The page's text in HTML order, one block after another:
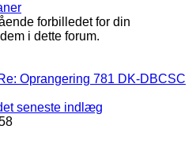
forbilledet for din
i dette forum.
Oprangering 781 DK-DBCSC
seneste indlæg